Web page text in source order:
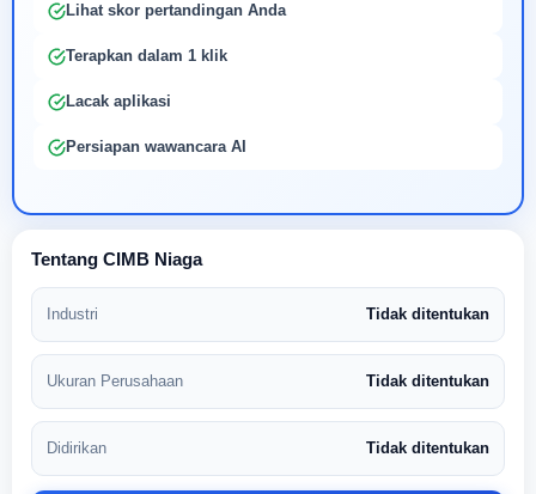
Lihat skor pertandingan Anda
Terapkan dalam 1 klik
Lacak aplikasi
Persiapan wawancara AI
Tentang CIMB Niaga
Industri Tidak ditentukan
Ukuran Perusahaan Tidak ditentukan
Didirikan Tidak ditentukan